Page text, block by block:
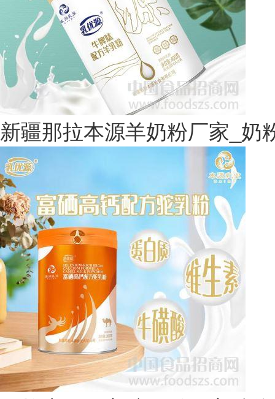
新疆那拉本源羊奶粉厂家_奶